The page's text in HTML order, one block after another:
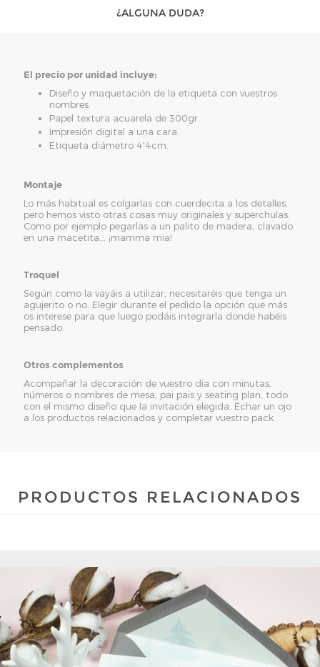
¿ALGUNA DUDA?
El precio por unidad incluye:
Diseño y maquetación de la etiqueta con vuestros
nombres.
Papel textura acuarela de 300gr.
Impresión digital a una cara.
Etiqueta diámetro 4'4cm.
Montaje
Lo más habitual es colgarlas con cuerdecita a los detalles,
pero hemos visto otras cosas muy originales y superchulas.
Como por ejemplo pegarlas a un palito de madera, clavado
en una macetita... ¡mamma mia!
Troquel
Según como la vayáis a utilizar, necesitaréis que tenga un
agujerito o no. Elegir durante el pedido la opción que más
os interese para que luego podáis integrarla donde habéis
pensado.
Otros complementos
Acompañar la decoración de vuestro día con minutas,
números o nombres de mesa, pai pais y seating plan, todo
con el mismo diseño que la invitación elegida. Echar un ojo
a los productos relacionados y completar vuestro pack.
PRODUCTOS RELACIONADOS